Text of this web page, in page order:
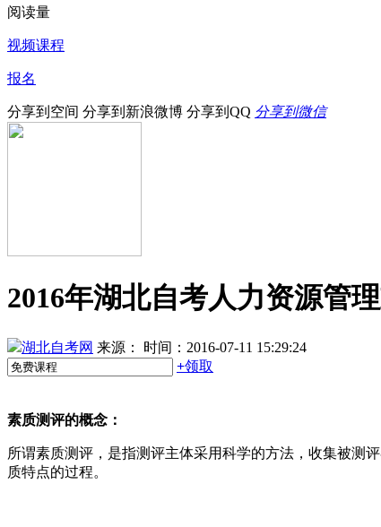
阅读量
视频课程
报名
分享到空间 分享到新浪微博 分享到QQ 分享到微信
2016年湖北自考人力资源管
湖北自考网 来源：
时间：2016-07-11 15:29:24
+领取
素质测评的概念：
所谓素质测评，是指测评主体采用科学的方法，收集被测
质特点的过程。